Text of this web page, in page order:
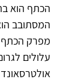
הכתף הוא
המסתובב
מפרק הכתף
עלולים
אולטרסאונד